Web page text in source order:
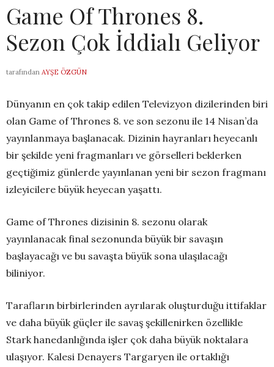
Game Of Thrones 8.
Sezon Çok İddialı Geliyor
tarafından AYŞE ÖZGÜN
Dünyanın en çok takip edilen Televizyon dizilerinden biri
olan Game of Thrones 8. ve son sezonu ile 14 Nisan’da
yayınlanmaya başlanacak. Dizinin hayranları heyecanlı
bir şekilde yeni fragmanları ve görselleri beklerken
geçtiğimiz günlerde yayınlanan yeni bir sezon fragmanı
izleyicilere büyük heyecan yaşattı.
Game of Thrones dizisinin 8. sezonu olarak
yayınlanacak final sezonunda büyük bir savaşın
başlayacağı ve bu savaşta büyük sona ulaşılacağı
biliniyor.
Tarafların birbirlerinden ayrılarak oluşturduğu ittifaklar
ve daha büyük güçler ile savaş şekillenirken özellikle
Stark hanedanlığında işler çok daha büyük noktalara
ulaşıyor. Kalesi Denayers Targaryen ile ortaklığı